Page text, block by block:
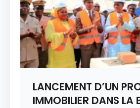
LANCEMENT D’UN
IMMOBILIER DANS LA